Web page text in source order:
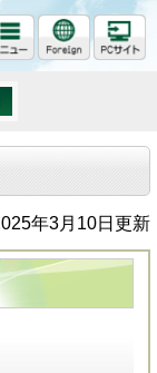
年3月10日更新